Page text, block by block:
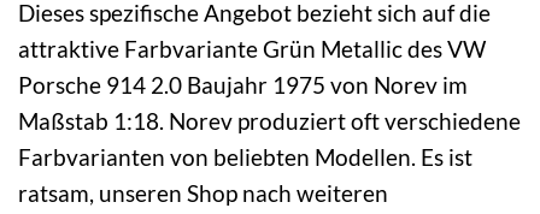
Dieses spezifische Angebot bezieht sich auf die
attraktive Farbvariante Grün Metallic des VW
Porsche 914 2.0 Baujahr 1975 von Norev im
Maßstab 1:18. Norev produziert oft verschiedene
Farbvarianten von beliebten Modellen. Es ist
ratsam, unseren Shop nach weiteren